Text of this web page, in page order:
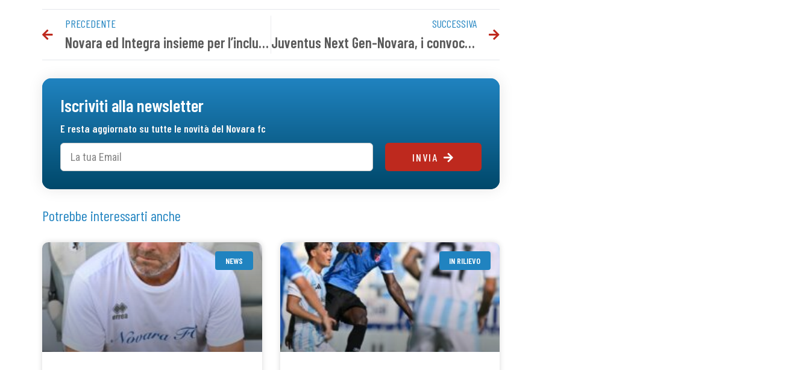
PRECEDENTE
Novara ed Integra insieme per l’inclusione
SUCCESSIVA
Juventus Next Gen-Novara, i convocati azzurri
Iscriviti alla newsletter
E resta aggiornato su tutte le novità del Novara fc
INVIA
Potrebbe interessarti anche
NEWS IN RILIEVO